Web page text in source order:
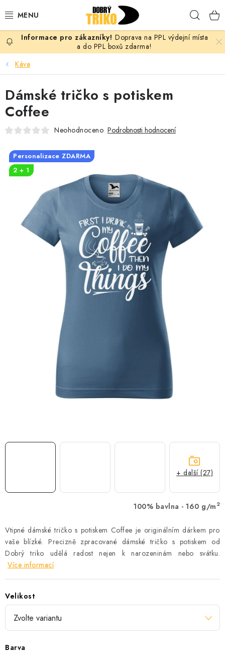
na
PRO ŽENY
PRO MUŽE
PRO DĚTI
PRO PÁRY
VLASTNÍ MOTIV
MIKINY
OKAMŽITĚ K ODBĚRU
MÁM SRDCE POMÁHÁM
PROVIZNÍ SYSTÉM
Časté otázky
Doprava a platba
Obchodní podmínky
Doprava na PPL výdejní místa
a do PPL boxů zdarma!
Káva
100% bavlna - 160 g/m 2
Vtipné dámské tričko s potiskem Coffee je originálním dárkem pro
vaše blízké. Precizně zpracované dámské tričko s potiskem od
Dobrý triko udělá radost nejen k narozeninám nebo svátku.
Více informací
Velikost
Barva
Dámské tričko s potiskem
Coffee
Neohodnoceno Podrobnosti hodnocení
Personalizace ZDARMA
2 + 1
+ další (27)